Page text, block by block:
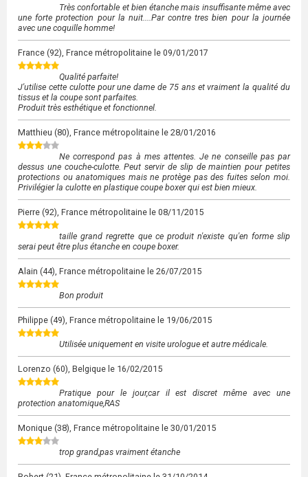
Très confortable et bien étanche mais insuffisante même avec
une forte protection pour la nuit....Par contre tres bien pour la journée
avec une coquille homme!
France (92), France métropolitaine le 09/01/2017
Qualité parfaite!
J'utilise cette culotte pour une dame de 75 ans et vraiment la qualité du
tissus et la coupe sont parfaites.
Produit très esthétique et fonctionnel.
Matthieu (80), France métropolitaine le 28/01/2016
Ne correspond pas à mes attentes. Je ne conseille pas par
dessus une couche-culotte. Peut servir de slip de maintien pour petites
protections ou anatomiques mais ne protège pas des fuites selon moi.
Privilégier la culotte en plastique coupe boxer qui est bien mieux.
Pierre (92), France métropolitaine le 08/11/2015
taille grand regrette que ce produit n'existe qu'en forme slip
serai peut être plus étanche en coupe boxer.
Alain (44), France métropolitaine le 26/07/2015
Bon produit
Philippe (49), France métropolitaine le 19/06/2015
Utilisée uniquement en visite urologue et autre médicale.
Lorenzo (60), Belgique le 16/02/2015
Pratique pour le jour,car il est discret même avec une
protection anatomique,RAS
Monique (38), France métropolitaine le 30/01/2015
trop grand,pas vraiment étanche